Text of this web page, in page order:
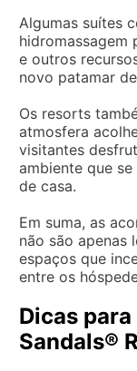
Algumas suítes
hidromassagem
e outros
novo patamar
Os resorts
atmosfera
visitantes
ambiente que
de casa.
Em suma, as
não são apenas
espaços que
entre os
Dicas
Sandals®